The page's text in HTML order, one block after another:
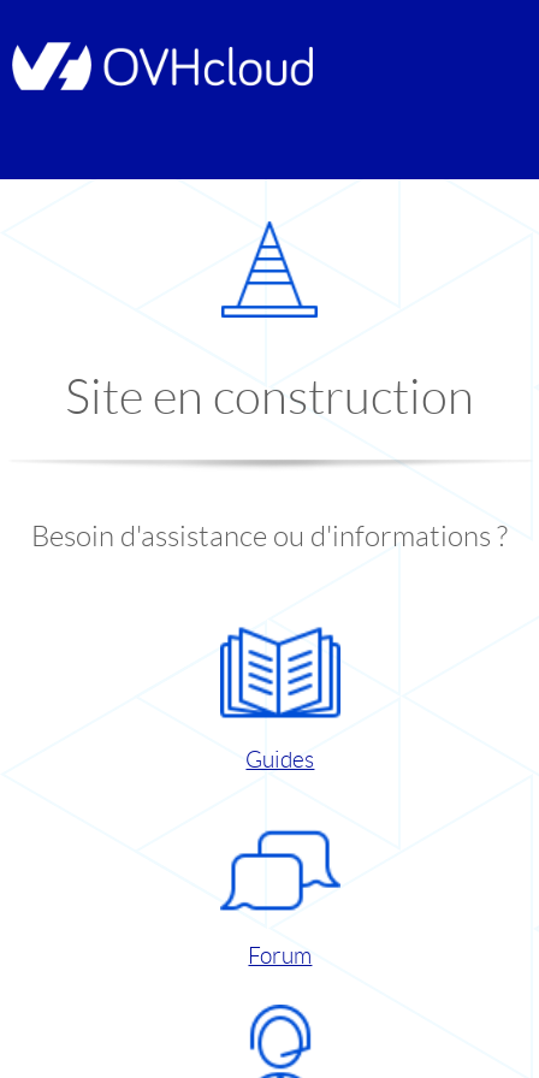
Site en construction
Besoin d'assistance ou d'informations ?
Guides
Forum